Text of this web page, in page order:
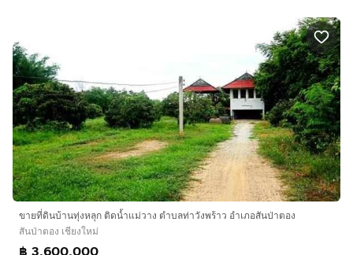
ขายที่ดินบ้านทุ่งหลุก ติดน้ำแม่วาง ตำบลท่าวังพร้าว อำเภอสันป่าตอง
สันป่าตอง เชียงใหม่
฿ 3,600,000